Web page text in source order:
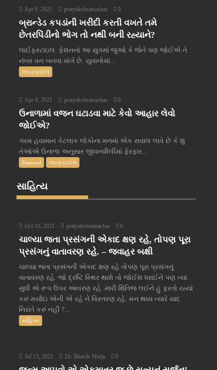
Apr 9, 2021 pratyakshsamachar 0
બ્રાન્ડેડ કપડાંની ખરીદી કરતી વખતે તમે
છેતરપિંડીનો ભોગ તો નથી બની રહ્યાને?
લાઈફસ્ટાઇલ: ફેશનનાં આ યુગમાં જુઓ કે જેને પણ જોઈએ તે
નંબર વન બનવા માંગે છે. યુવાનોમાં...
લાઇફસ્ટાઈલ
Apr 8, 2021 pratyakshsamachar 0
ઉનાળામાં વજન ઘટાડવા માટે કેવો આહાર લેવો
જોઈએ?
ગરમ હવામાન કેટલાક લોકોના મનમાં એક સવાલ લાવે છે કે શું
તેઓએ ઉનાળા અનુસાર જીવનશૈલીમાં ફેરફાર...
Featured લાઇફસ્ટાઈલ
સાહિત્ય
Oct 10, 2021 pratyakshsamachar 0
ચાલ્યા જતા પ્રસંગની એકાદ ક્ષણ રહે, તોપણ પૂરા
પ્રસંગનું વાતાવરણ રહે. – જવાહર બક્ષી
ચાલ્યા જતા પ્રસંગની એકાદ ક્ષણ રહે તોપણ પૂરા પ્રસંગનું
વાતાવરણ રહે. જો દ્રષ્ટિ સ્થિર થાશે તો જોઈશ ધરાઈને પણ ત્યાં
સુધી એ રૂપ ઉપર આવરણ રહે. મારી ક્ષિતિજ લઈને હું ફરતો રહ્યાં
કરું મર્યાદા એની એ રહે ને વિસ્તરણ રહે. મન થાય ત્યારે યાદ
નિરાંતે કરું નહીં ?...
સાહિત્ય
Jul 13, 2021 Dr. Bhavik Merja 0